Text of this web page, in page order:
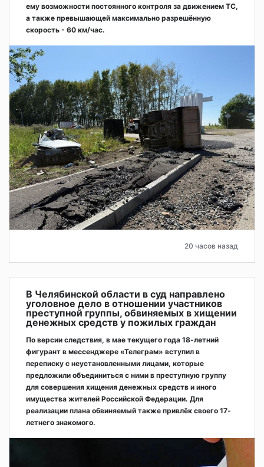
ему возможности постоянного контроля за движением ТС,
а также превышающей максимально разрешённую
скорость - 60 км/час.
20 часов назад
В Челябинской области в суд направлено
уголовное дело в отношении участников
преступной группы, обвиняемых в хищении
денежных средств у пожилых граждан
По версии следствия, в мае текущего года 18-летний
фигурант в мессенджере «Телеграм» вступил в
переписку с неустановленными лицами, которые
предложили объединиться с ними в преступную группу
для совершения хищения денежных средств и иного
имущества жителей Российской Федерации. Для
реализации плана обвиняемый также привлёк своего 17-
летнего знакомого.